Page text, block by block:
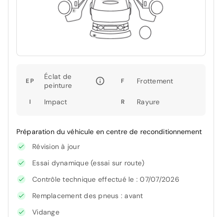
EP
Éclat de
peinture
F Frottement
I Impact R Rayure
Préparation du véhicule en centre de reconditionnement
Révision à jour
Essai dynamique (essai sur route)
Contrôle technique effectué le : 07/07/2026
Remplacement des pneus : avant
Vidange